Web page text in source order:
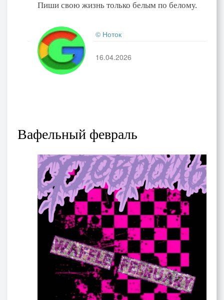
Пиши свою жизнь только белым по белому.
© Ноток
16.04.2026
Вафельный февраль